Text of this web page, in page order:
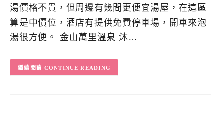
湯價格不貴，但周邊有幾間更便宜湯屋，在這區
算是中價位，酒店有提供免費停車場，開車來泡
湯很方便。 金山萬里溫泉 沐…
CONTINUE READING